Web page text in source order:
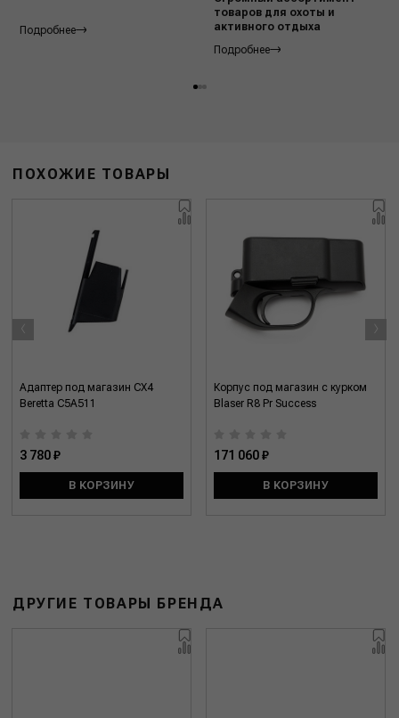
Подробнее
товаров для охоты и
активного отдыха
Подробнее
ПОХОЖИЕ ТОВАРЫ
Адаптер под магазин CX4
Beretta C5A511
3 780 ₽
В КОРЗИНУ
Корпус под магазин с курком
Blaser R8 Pr Success
171 060 ₽
В КОРЗИНУ
‹ ›
ДРУГИЕ ТОВАРЫ БРЕНДА